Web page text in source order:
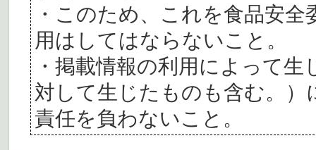
・このため、これを食品安
用はしてはならないこと。
・掲載情報の利用によって
対して生じたものも含む。
責任を負わないこと。